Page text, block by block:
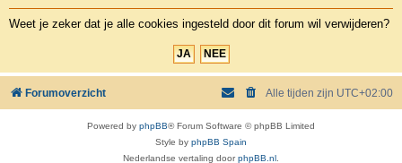
Weet je zeker dat je alle cookies ingesteld door dit forum wil verwijderen?
Forumoverzicht Alle tijden zijn UTC+02:00
Powered by phpBB® Forum Software © phpBB Limited
Style by phpBB Spain
Nederlandse vertaling doorphpBB.nl